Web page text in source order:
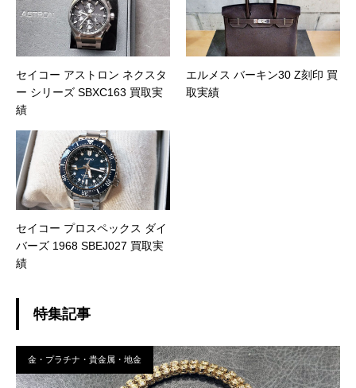
セイコー アストロン ネクスタ
ー シリーズ SBXC163 買取実
績
エルメス バーキン30 Z刻印 買
取実績
セイコー プロスペックス ダイ
バーズ 1968 SBEJ027 買取実
績
特集記事
金・プラチナ・貴金属・地金